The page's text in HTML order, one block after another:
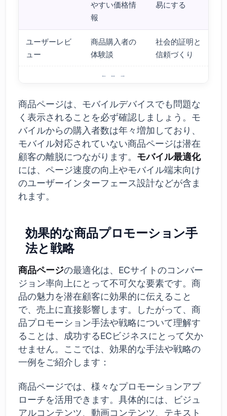
やすい価格情
報
易にする
ユーザーレビ
ュー
商品購入者の
体験談
社会的証明と
信頼づくり
商品ページは、モバイルデバイスでも問題な
く表示されることを必ず確認しましょう。モ
バイルからの購入者数は年々増加しており、
モバイル対応されていない商品ページは潜在
顧客の離脱につながります。 モバイル最適化
には、ページ速度の向上やモバイル端末向け
のユーザーインターフェース設計などが含ま
れます。
効果的な商品プロモーション手
法と戦略
商品ページの最適化は、ECサイトのコンバー
ジョン率向上にとって不可欠な要素です。商
品の魅力を潜在顧客に効果的に伝えること
で、売上に直接影響します。したがって、商
品プロモーション手法や戦略について理解す
ることは、成功するECビジネスにとって欠か
せません。ここでは、効果的な手法や戦略の
一例をご紹介します：
商品ページでは、様々なプロモーションアプ
ローチを活用できます。具体的には、ビジュ
アルコンテンツ、動画コンテンツ、テキスト